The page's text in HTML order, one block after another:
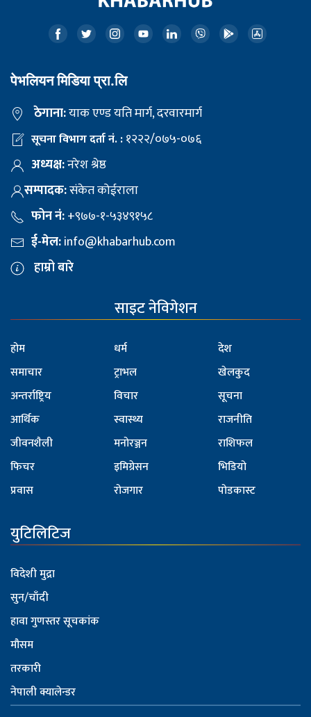
पेभलियन मिडिया प्रा.लि
ठेगाना:याक एण्ड यति मार्ग, दरवारमार्ग
सूचना विभाग दर्ता नं. :१२२२/०७५-०७६
अध्यक्ष:नरेश श्रेष्ठ
सम्पादक:संकेत कोईराला
फोन नं:+९७७-१-५३४९१५८
ई-मेल:info@khabarhub.com
हाम्रो बारे
साइट नेविगेशन
होम
समाचार
अन्तर्राष्ट्रिय
आर्थिक
जीवनशैली
फिचर
प्रवास
धर्म
ट्राभल
विचार
स्वास्थ्य
मनोरञ्जन
इमिग्रेसन
रोजगार
देश
खेलकुद
सूचना
राजनीति
राशिफल
भिडियो
पोडकास्ट
युटिलिटिज
विदेशी मुद्रा
सुन/चाँदी
हावा गुणस्तर सूचकांक
मौसम
तरकारी
नेपाली क्यालेन्डर